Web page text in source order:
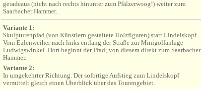
geradeaus (nicht nach rechts hinunter zum Pfälzerwoog!) weiter zum
Saarbacher Hammer.
Variante 1:
Skulpturenpfad (von Künstlern gestaltete Holzfiguren) statt Lindelskopf.
Vom Eulenweiher nach links entlang der Straße zur Minigolfanlage
Ludwigswinkel. Dort beginnt der Pfad; von diesem direkt zum Saarbacher
Hammer.
Variante 2:
In umgekehrterRichtung. Der sofortige Aufstieg zum Lindelskopf
vermittelt gleich einen Überblick über das Tourengebiet.